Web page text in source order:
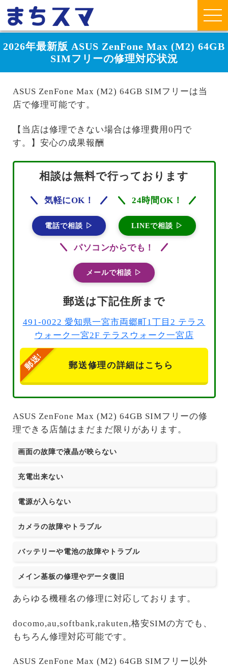
2026年最新版 ASUS ZenFone Max (M2) 64GB
SIMフリーの修理対応状況
ASUS ZenFone Max (M2) 64GB SIMフリーは当
店で修理可能です。
【当店は修理できない場合は修理費用0円で
す。】安心の成果報酬
相談は無料で行っております
気軽にOK！
電話で相談 ▷
24時間OK！
LINEで相談 ▷
パソコンからでも！
メールで相談 ▷
郵送は下記住所まで
491-0022 愛知県一宮市両郷町1丁目2 テラス
ウォーク一宮2F テラスウォーク一宮店
郵送修理の詳細はこちら
ASUS ZenFone Max (M2) 64GB SIMフリーの修
理できる店舗はまだまだ限りがあります。
画面の故障で液晶が映らない
充電出来ない
電源が入らない
カメラの故障やトラブル
バッテリーや電池の故障やトラブル
メイン基板の修理やデータ復旧
あらゆる機種名の修理に対応しております。
docomo,au,softbank,rakuten,格安SIMの方でも、
もちろん修理対応可能です。
ASUS ZenFone Max (M2) 64GB SIMフリー以外